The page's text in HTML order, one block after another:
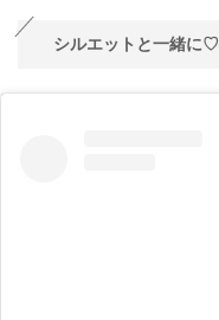
シルエットと一緒に♡